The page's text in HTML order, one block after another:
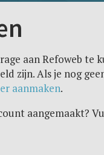
aan Refoweb te
zijn. Als je nog
aanmaken.
aangemaakt?